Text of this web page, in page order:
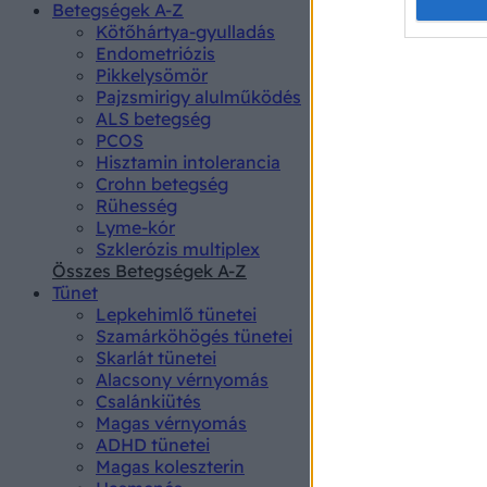
Betegségek A-Z
Kötőhártya-gyulladás
Endometriózis
Pikkelysömör
Pajzsmirigy alulműködés
ALS betegség
PCOS
Hisztamin intolerancia
Crohn betegség
Rühesség
Lyme-kór
Szklerózis multiplex
Összes Betegségek A-Z
Tünet
Lepkehimlő tünetei
Szamárköhögés tünetei
Skarlát tünetei
Alacsony vérnyomás
Csalánkiütés
Magas vérnyomás
ADHD tünetei
Magas koleszterin